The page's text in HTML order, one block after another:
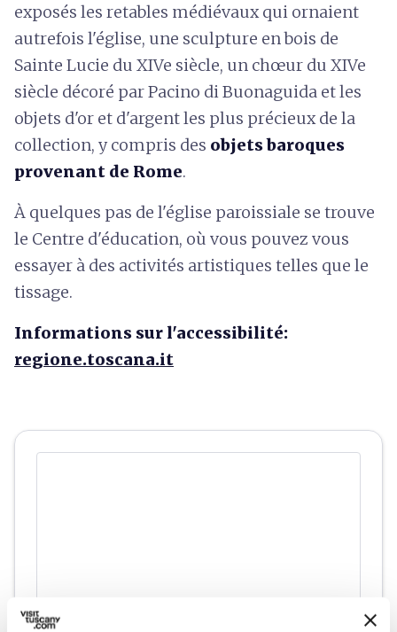
exposés les retables médiévaux qui ornaient
autrefois l'église, une sculpture en bois de
Sainte Lucie du XIVe siècle, un chœur du XIVe
siècle décoré par Pacino di Buonaguida et les
objets d'or et d'argent les plus précieux de la
collection, y compris des objets baroques
provenant de Rome.
À quelques pas de l'église paroissiale se trouve
le Centre d'éducation, où vous pouvez vous
essayer à des activités artistiques telles que le
tissage.
Informations sur l'accessibilité:
regione.toscana.it